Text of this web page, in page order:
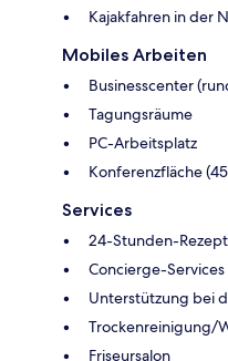
Kajakfahren in der
Mobiles Arbeiten
Businesscenter
Tagungsräume
PC-Arbeitsplatz
Konferenzfläche
Services
24-Stunden-
Concierge-Services
Unterstützung bei
Trockenreinigung/
Friseursalon